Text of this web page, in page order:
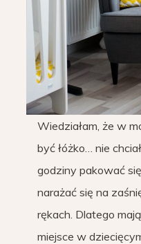
Wiedziałam, że w
być łóżko… nie
godziny pakować
narażać się na
rękach. Dlatego
miejsce w